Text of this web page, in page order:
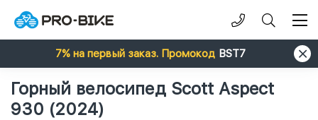
7% на первый заказ. Промокод BST7
Горный велосипед Scott Aspect
930 (2024)